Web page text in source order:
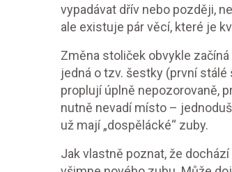
vypadávat dřív nebo později,
ale existuje pár věcí, které je
Změna stoliček obvykle
jedná o tzv. šestky (první
proplují úplně nepozorovaně,
nutně nevadí místo –
už mají „dospělácké“ zuby.
Jak vlastně poznat, že